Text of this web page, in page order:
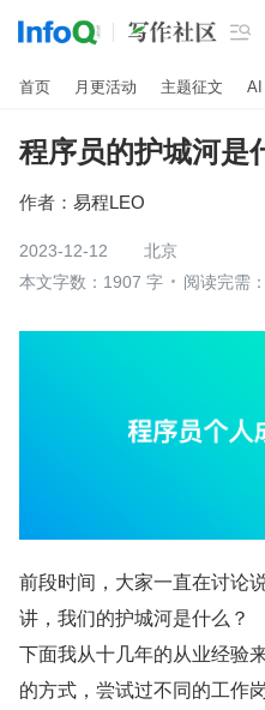

首页 月更活动 主题征文 AI
程序员的护城河是
作者： 易程LEO
2023-12-12
北京
本文字数：1907 字
阅读完需
前段时间，大家一直在讨论
讲，我们的护城河是什么？
下面我从十几年的从业经验
的方式，尝试过不同的工作